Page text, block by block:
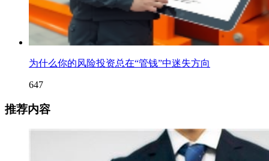
为什么你的风险投资总在“管钱”中迷失方向
647
推荐内容